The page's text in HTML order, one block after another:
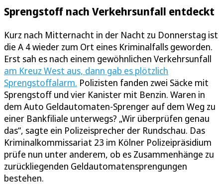
Sprengstoff nach Verkehrsunfall entdeckt
Kurz nach Mitternacht in der Nacht zu Donnerstag ist
die A 4 wieder zum Ort eines Kriminalfalls geworden.
Erst sah es nach einem gewöhnlichen Verkehrsunfall
am Kreuz West aus, dann gab es plötzlich
Sprengstoffalarm. Polizisten fanden zwei Säcke mit
Sprengstoff und vier Kanister mit Benzin. Waren in
dem Auto Geldautomaten-Sprenger auf dem Weg zu
einer Bankfiliale unterwegs? „Wir überprüfen genau
das“, sagte ein Polizeisprecher der Rundschau. Das
Kriminalkommissariat 23 im Kölner Polizeipräsidium
prüfe nun unter anderem, ob es Zusammenhänge zu
zurückliegenden Geldautomatensprengungen
bestehen.